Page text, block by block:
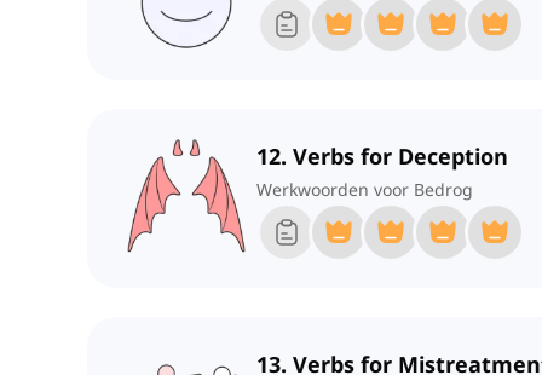
12. Verbs for Deception
Werkwoorden voor Bedrog
13. Verbs for